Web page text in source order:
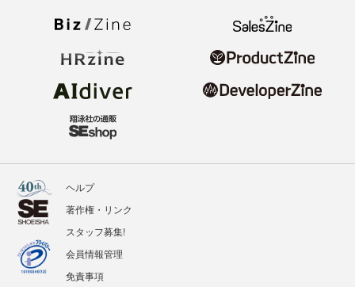
ヘルプ
著作権・リンク
スタッフ募集!
会員情報管理
免責事項